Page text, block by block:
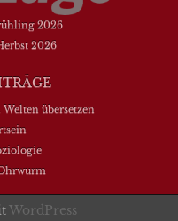
2026
2026
übersetzen
WordPress